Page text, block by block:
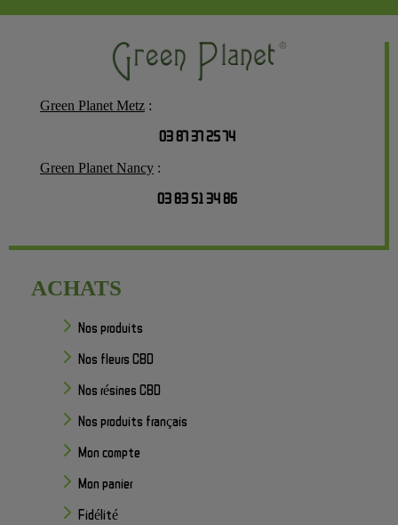
Green Planet Metz :
03 87 37 25 74
Green Planet Nancy :
03 83 51 34 86
ACHATS
Nos produits
Nos fleurs CBD
Nos résines CBD
Nos produits français
Mon compte
Mon panier
Fidélité